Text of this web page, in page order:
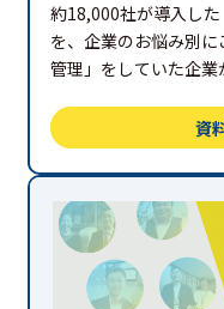
約18,000社が導入し
を、企業のお悩み別
管理」をしていた企
覧ください。
資